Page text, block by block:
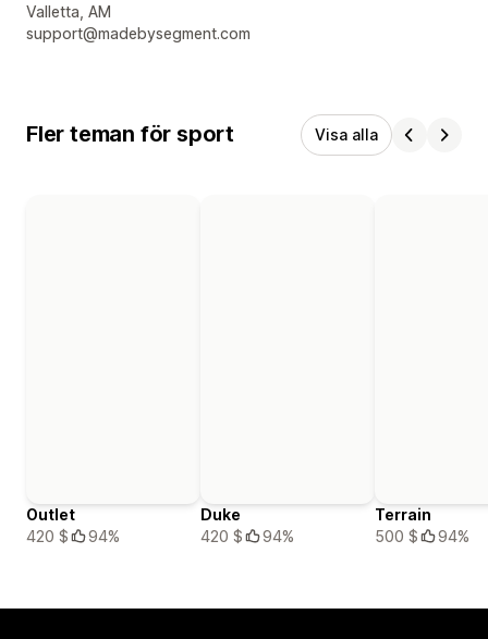
Designerns kontaktuppgifter
Valletta, AM
support@madebysegment.com
Fler teman för sport Visa alla
Outlet
420 $
94%
Duke
420 $
94%
Terrain
500 $
94%